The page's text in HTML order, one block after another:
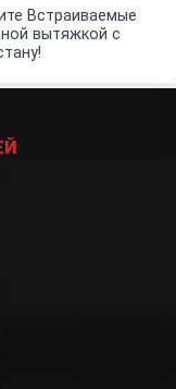
Встраиваемые
вытяжкой с